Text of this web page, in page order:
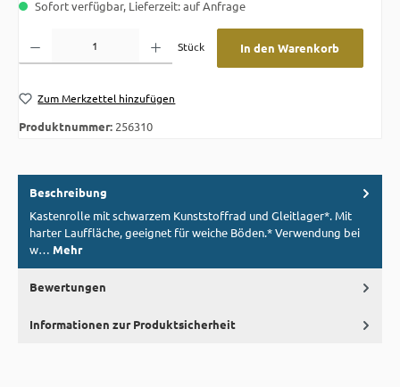
Sofort verfügbar, Lieferzeit: auf Anfrage
Stück
In den Warenkorb
Zum Merkzettel hinzufügen
Produktnummer: 256310
Beschreibung
Kastenrolle mit schwarzem Kunststoffrad und Gleitlager*. Mit
harter Lauffläche, geeignet für weiche Böden.* Verwendung bei
w… Mehr
Bewertungen
Informationen zur Produktsicherheit